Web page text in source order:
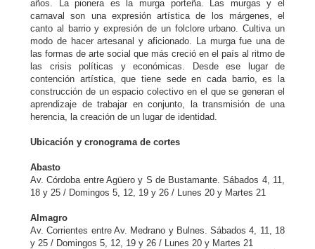
años. La pionera es la murga porteña. Las murgas y el
carnaval son una expresión artística de los márgenes, el
canto al barrio y expresión de un folclore urbano. Cultiva un
modo de hacer artesanal y aficionado. La murga fue una de
las formas de arte social que más creció en el país al ritmo de
las crisis políticas y económicas. Desde ese lugar de
contención artística, que tiene sede en cada barrio, es la
construcción de un espacio colectivo en el que se generan el
aprendizaje de trabajar en conjunto, la transmisión de una
herencia, la creación de un lugar de identidad.
Ubicación y cronograma de cortes
Abasto
Av. Córdoba entre Agüero y S de Bustamante. Sábados 4, 11,
18 y 25 / Domingos 5, 12, 19 y 26 / Lunes 20 y Martes 21
Almagro
Av. Corrientes entre Av. Medrano y Bulnes. Sábados 4, 11, 18
y 25 / Domingos 5, 12, 19 y 26 / Lunes 20 y Martes 21